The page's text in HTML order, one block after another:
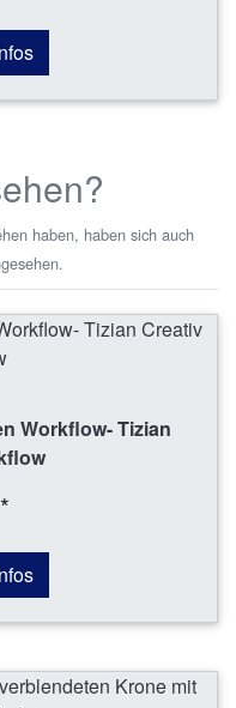
haben, haben sich auch
Workflow- Tizian